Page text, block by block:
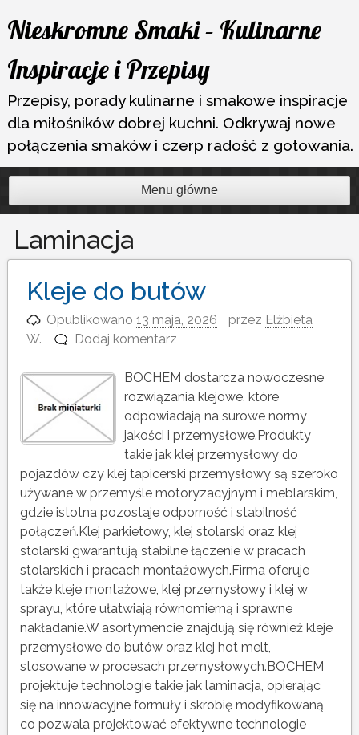
Przejdź
do
treści
Nieskromne Smaki – Kulinarne
Inspiracje i Przepisy
Przepisy, porady kulinarne i smakowe inspiracje
dla miłośników dobrej kuchni. Odkrywaj nowe
połączenia smaków i czerp radość z gotowania.
Menu główne
Laminacja
Kleje do butów
Opublikowano13 maja, 2026 przez Elżbieta
W.
Dodaj komentarz
BOCHEM dostarcza nowoczesne
rozwiązania klejowe, które
odpowiadają na surowe normy
jakości i przemysłowe.Produkty
takie jak klej przemysłowy do
pojazdów czy klej tapicerski przemysłowy są szeroko
używane w przemyśle motoryzacyjnym i meblarskim,
gdzie istotna pozostaje odporność i stabilność
połączeń.Klej parkietowy, klej stolarski oraz klej
stolarski gwarantują stabilne łączenie w pracach
stolarskich i pracach montażowych.Firma oferuje
także kleje montażowe, klej przemysłowy i klej w
sprayu, które ułatwiają równomierną i sprawne
nakładanie.W asortymencie znajdują się również kleje
przemysłowe do butów oraz klej hot melt,
stosowane w procesach przemysłowych.BOCHEM
projektuje technologie takie jak laminacja, opierając
się na innowacyjne formuły i skrobię modyfikowaną,
co pozwala projektować efektywne technologie